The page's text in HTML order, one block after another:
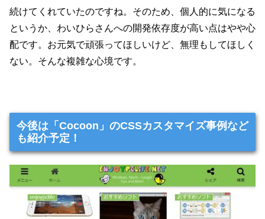
続けてくれていたのですね。そのため、個人的に気になる
というか、わいひらさんへの開発依存度が高い点はやや心
配です。お元気で頑張ってほしいけど、無理もしてほしく
ない。そんな複雑な心境です。
今後は「Cocoon」のCSSカスタマイズ事例など
も紹介予定！